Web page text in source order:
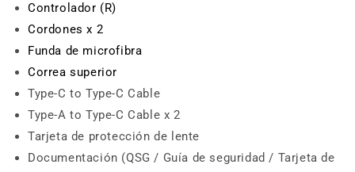
Controlador (R)
Cordones x 2
Funda de microfibra
Correa superior
Type-C to Type-C Cable
Type-A to Type-C Cable x 2
Tarjeta de protección de lente
Documentación (QSG / Guía de seguridad / Tarjeta de